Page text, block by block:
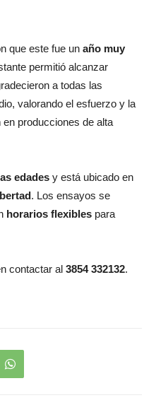
que este fue un año muy
permitió alcanzar
a todas las
valorando el esfuerzo y la
producciones de alta
edades y está ubicado en
. Los ensayos se
horarios flexibles para
contactar al 3854 332132.